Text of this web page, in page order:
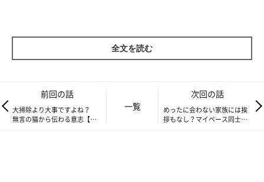
全文を読む
前回の話
大掃除より大事ですよね？
無言の猫から伝わる意志【連
一覧
次回の話
めったに会わない家族には挨
拶もなし？マイペース同士は